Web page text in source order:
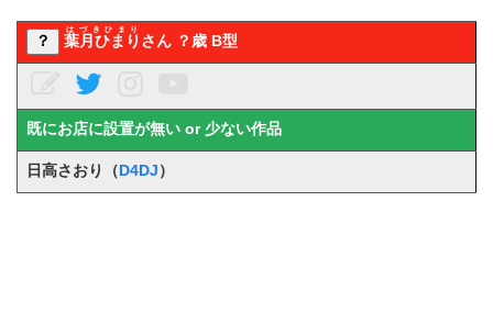
？ 葉月ひまり
はづきひまり
さん ？歳 B型
既にお店に設置が無い or 少ない作品
日高さおり（ D4DJ ）